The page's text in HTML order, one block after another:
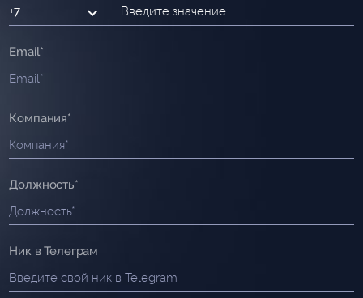
Email*
Компания*
Должность*
Ник в Телеграм